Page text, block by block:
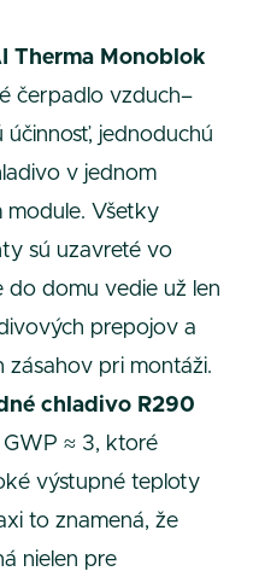
Therma Monoblok
čerpadlo vzduch–
jednoduchú
v jednom
Všetky
sú uzavreté vo
do domu vedie už len
prepojov a
zásahov pri montáži.
chladivo R290
≈ 3, ktoré
výstupné teploty
to znamená, že
nielen pre